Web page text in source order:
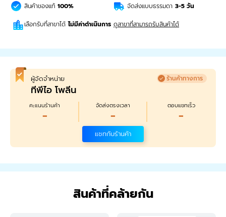
สินค้าของแท้ 100% จัดส่งแบบธรรมดา 3-5 วัน
เลือกรับที่สาขาได้ ไม่มีค่าดำเนินการ ดูสาขาที่สามารถรับสินค้าได้
ผู้จัดจำหน่าย ร้านค้าทางการ
ทีพีไอ โพลีน
คะแนนร้านค้า
-
จัดส่งตรงเวลา
-
ตอบแชทเร็ว
-
แชทกับร้านค้า
สินค้าที่คล้ายกัน